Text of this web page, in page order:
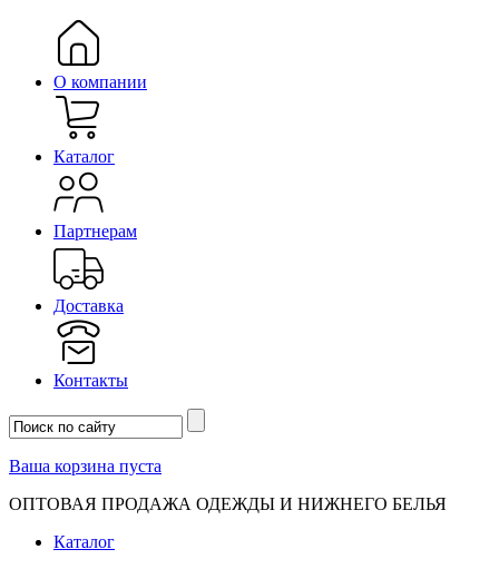
О компании
Каталог
Партнерам
Доставка
Контакты
Ваша корзина пуста
ОПТОВАЯ ПРОДАЖА ОДЕЖДЫ И НИЖНЕГО БЕЛЬЯ
Каталог